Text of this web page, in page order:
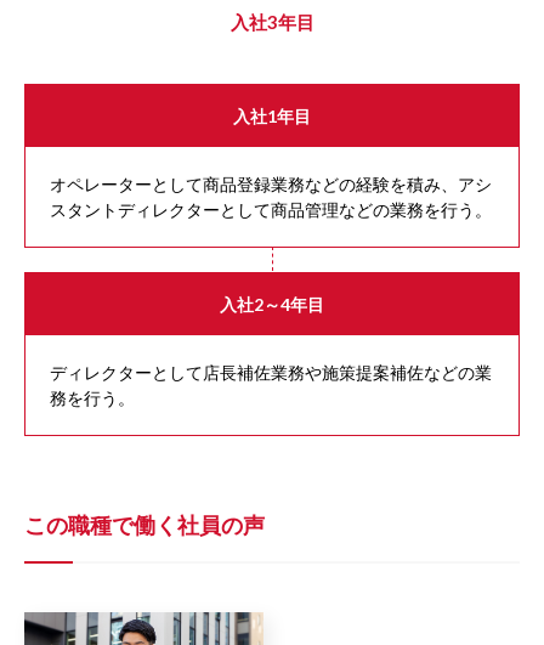
入社3年目
入社1年目
オペレーターとして商品登録業務などの経験を積み、アシ
スタントディレクターとして商品管理などの業務を行う。
入社2～4年目
ディレクターとして店長補佐業務や施策提案補佐などの業
務を行う。
この職種で働く社員の声